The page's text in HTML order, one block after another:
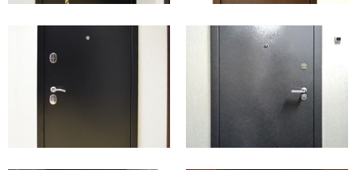
парадную. Поэтому предъявляется ряд требований:
прочность;
взломостойкость;
качественная изоляция;
простота в уходе;